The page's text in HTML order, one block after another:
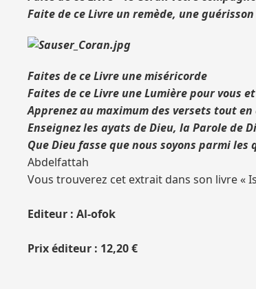
Faite de ce Livre un remède, une guérisson
Faites de ce Livre une miséricorde
Faites de ce Livre une Lumière pour vous
Apprenez au maximum des versets tout
Enseignez les ayats de Dieu, la Parole de
Que Dieu fasse que nous soyons parmi les
Abdelfattah
Vous trouverez cet extrait dans son livre «
Editeur : Al-ofok
Prix éditeur : 12,20 €